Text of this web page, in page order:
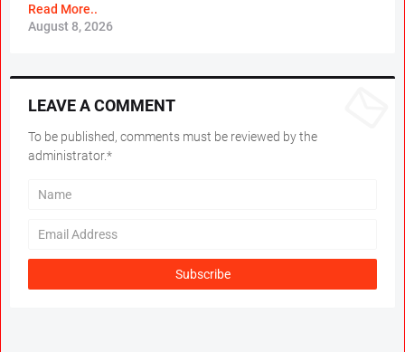
Read More..
August 8, 2026
LEAVE A COMMENT
To be published, comments must be reviewed by the
administrator.*